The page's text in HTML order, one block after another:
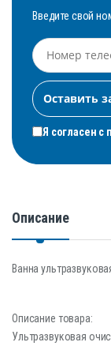
Введите свой
Я согласен с
Описание
Ванна
Описание товара:
Ультразвуковая